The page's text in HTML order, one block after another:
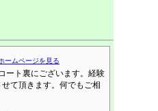
ームページを見る
ート裏にございます。経験
て頂きます。何でもご相